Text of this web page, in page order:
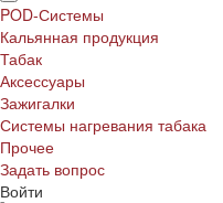
POD-Системы
Кальянная продукция
Табак
Аксессуары
Зажигалки
Системы нагревания табака
Прочее
Задать вопрос
Войти